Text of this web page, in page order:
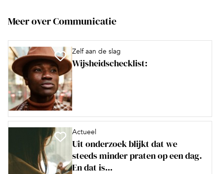
Meer over Communicatie
Zelf aan de slag
Wijsheidschecklist:
Actueel
Uit onderzoek blijkt dat we
steeds minder praten op een dag.
En dat is...